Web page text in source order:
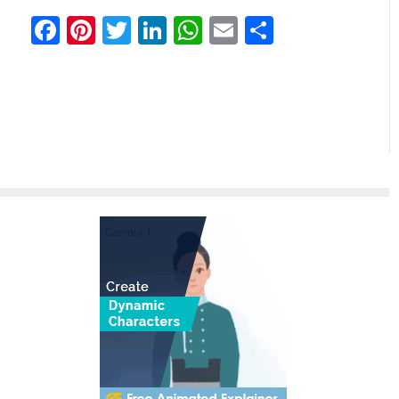
Facebook
Pinterest
Twitter
LinkedIn
WhatsApp
Email